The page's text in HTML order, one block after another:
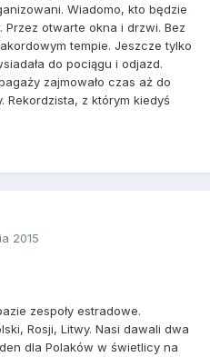
Wiadomo, kto będzie
Przez otwarte okna i drzwi. Bez
tempie. Jeszcze tylko
do pociągu i odjazd.
zajmowało czas aż do
Rekordzista, z którym kiedyś
2015
zespoły estradowe.
Rosji, Litwy. Nasi dawali dwa
dla Polaków w świetlicy na